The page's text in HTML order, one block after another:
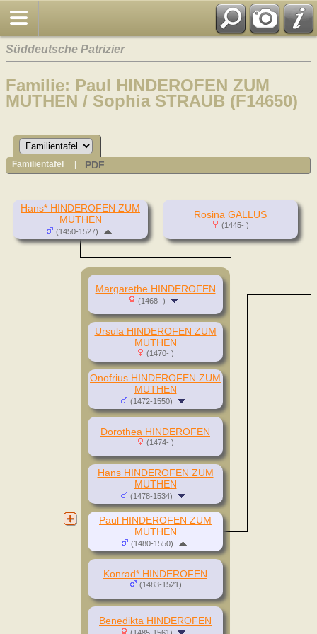
Süddeutsche Patrizier
Familie: Paul HINDEROFEN ZUM
MUTHEN / Sophia STRAUB (F14650)
Familientafel PDF
Hans* HINDEROFEN ZUM
MUTHEN
(1450-1527)
Rosina GALLUS
(1445- )
Margarethe HINDEROFEN
(1468- )
Ursula HINDEROFEN ZUM
MUTHEN
(1470- )
Onofrius HINDEROFEN ZUM
MUTHEN
(1472-1550)
Dorothea HINDEROFEN
(1474- )
Hans HINDEROFEN ZUM
MUTHEN
(1478-1534)
Konrad* HINDEROFEN
(1483-1521)
Benedikta HINDEROFEN
Paul HINDEROFEN ZUM
MUTHEN
(1480-1550)